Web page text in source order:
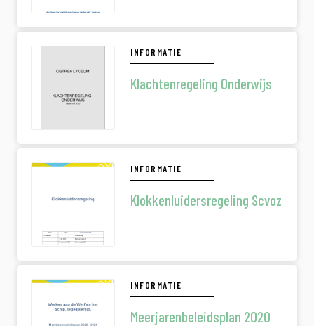
INFORMATIE
Klachtenregeling Onderwijs
INFORMATIE
Klokkenluidersregeling Scvoz
INFORMATIE
Meerjarenbeleidsplan 2020